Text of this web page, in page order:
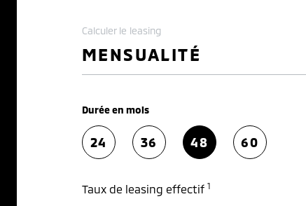
Calculer le leasing
MENSUALITÉ
Durée en mois
24 36 48 60
Taux de leasing effectif 1